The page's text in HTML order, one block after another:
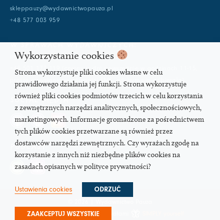
skleppauzy@wydawnictwopauza.pl
+48 577 003 959
info@wydawnictwopauza.pl
+48 501 177 119 (czynny w dni powszednie w godzinach 11-15,
proszę o wysłanie wiadomości SMS, gdybym nie odbierała)
SOCIAL MEDIA
PODCAST
Strona pod troskliwymi skrzydłami
Wykorzystanie cookies
Strona wykorzystuje pliki cookies własne w celu
prawidłowego działania jej funkcji. Strona wykorzystuje
również pliki cookies podmiotów trzecich w celu korzystania
z zewnętrznych narzędzi analitycznych, społecznościowych,
marketingowych. Informacje gromadzone za pośrednictwem
tych plików cookies przetwarzane są również przez
dostawców narzędzi zewnętrznych. Czy wyrażach zgodę na
korzystanie z innych niż niezbędne plików cookies na
zasadach opisanych w polityce prywatności?
Ustawienia cookies ODRZUĆ
ZAAKCEPTUJ WSZYSTKIE